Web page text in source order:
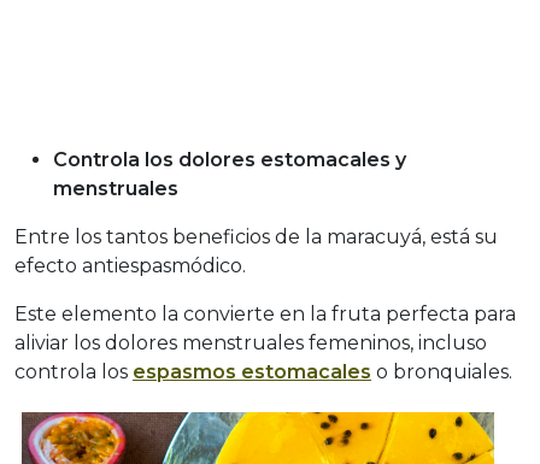
Controla los dolores estomacales y
menstruales
Entre los tantos beneficios de la maracuyá, está su
efecto antiespasmódico.
Este elemento la convierte en la fruta perfecta para
aliviar los dolores menstruales femeninos, incluso
controla los espasmos estomacales o bronquiales.